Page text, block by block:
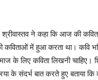
श्रीवास्तव ने कहा कि आज की
कविताओं में हुआ करता था। कवि
के लिए कविता लिखनी चाहिए।
के संदर्भ बात करते हुए बताया